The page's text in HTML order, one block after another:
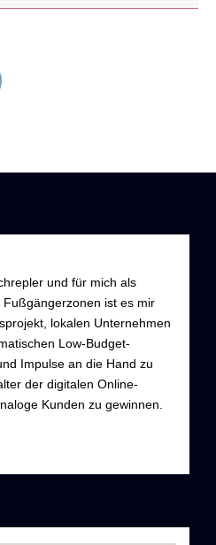
und für mich als
ist es mir
lokalen Unternehmen
Low-Budget-
Impulse an die Hand zu
der digitalen Online-
Kunden zu gewinnen.